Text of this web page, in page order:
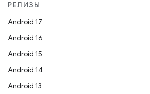
РЕЛИЗЫ
Android 17
Android 16
Android 15
Android 14
Android 13